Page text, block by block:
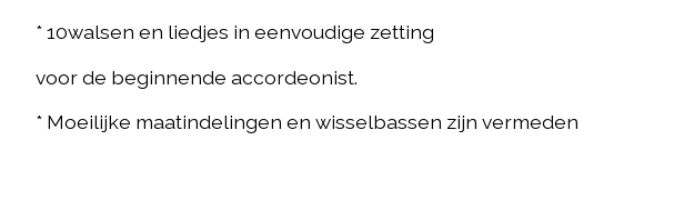
* 10walsen en liedjes in eenvoudige zetting
voor de beginnende accordeonist.
* Moeilijke maatindelingen en wisselbassen zijn vermeden